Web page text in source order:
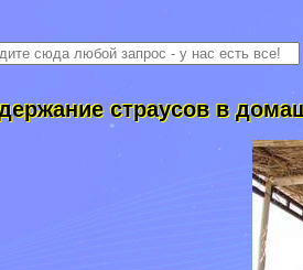
страусов в